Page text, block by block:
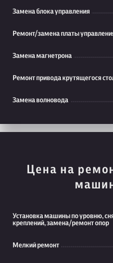
Замена блока управления
Ремонт/замена платы
Замена магнетрона
Ремонт привода крутящегося
Замена волновода
Цена на
Установка машины по уровню,
креплений, замена/ремонт опор
Мелкий ремонт